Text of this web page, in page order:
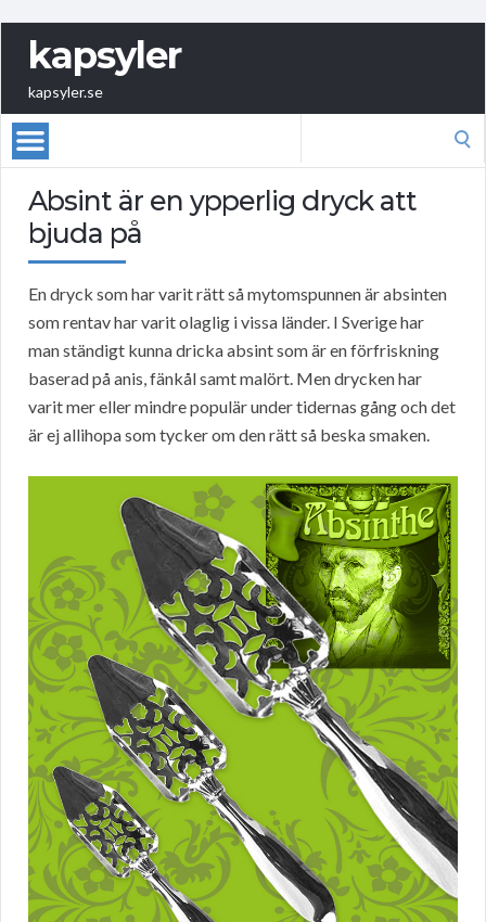
kapsyler
kapsyler.se
Absint är en ypperlig dryck att
bjuda på
En dryck som har varit rätt så mytomspunnen är absinten
som rentav har varit olaglig i vissa länder. I Sverige har
man ständigt kunna dricka absint som är en förfriskning
baserad på anis, fänkål samt malört. Men drycken har
varit mer eller mindre populär under tidernas gång och det
är ej allihopa som tycker om den rätt så beska smaken.